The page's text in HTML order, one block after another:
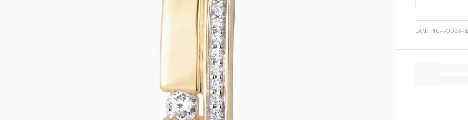
EAN: 40-70833-